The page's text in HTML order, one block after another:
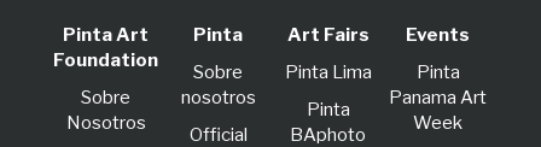
Pinta Art
Foundation
Sobre
Nosotros
Pinta
Sobre
nosotros
Official
Art Fairs
Pinta Lima
Pinta
BAphoto
Events
Pinta
Panama Art
Week